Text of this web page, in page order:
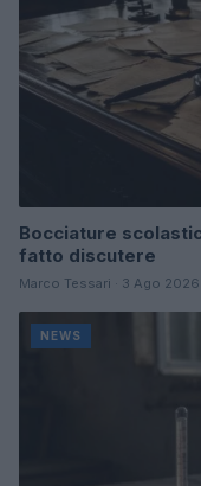
Bocciature
fatto discutere
Marco Tessari · 3 Ago 2026
NEWS